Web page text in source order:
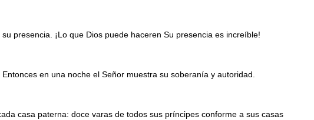
presencia. ¡Lo que Dios puede haceren Su presencia es increíble!
en una noche el Señor muestra su soberanía y autoridad.
casa paterna: doce varas de todos sus príncipes conforme a sus casas